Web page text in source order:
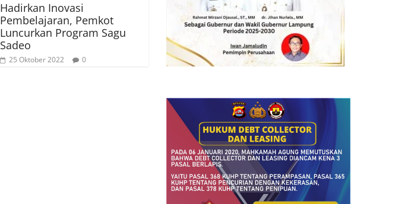
Hadirkan Inovasi
Pembelajaran, Pemkot
Luncurkan Program Sagu
Sadeo
25 Oktober 2022 0